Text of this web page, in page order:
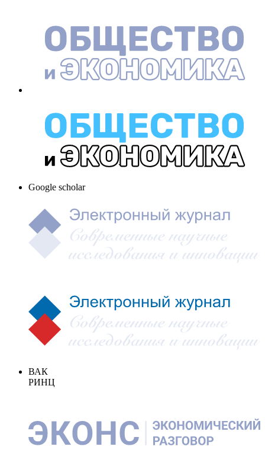
Google scholar
ВАК
РИНЦ